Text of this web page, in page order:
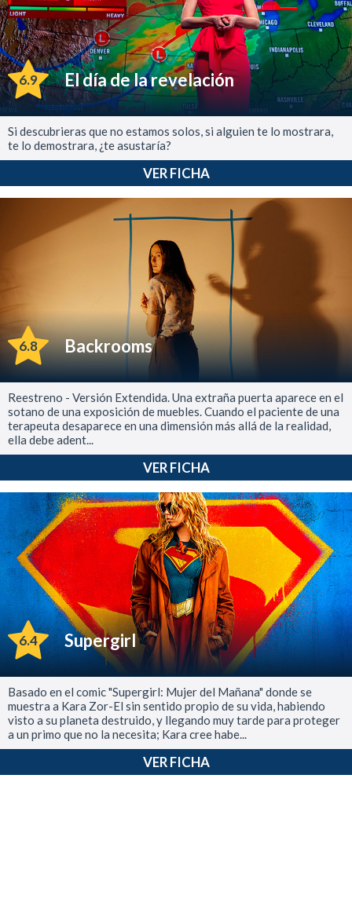
6.9 El día de la revelación
Si descubrieras que no estamos solos, si alguien te lo mostrara,
te lo demostrara, ¿te asustaría?
VER FICHA
6.8 Backrooms
Reestreno - Versión Extendida. Una extraña puerta aparece en el
sotano de una exposición de muebles. Cuando el paciente de una
terapeuta desaparece en una dimensión más allá de la realidad,
ella debe adent...
VER FICHA
6.4 Supergirl
Basado en el comic "Supergirl: Mujer del Mañana" donde se
muestra a Kara Zor-El sin sentido propio de su vida, habiendo
visto a su planeta destruido, y llegando muy tarde para proteger
a un primo que no la necesita; Kara cree habe...
VER FICHA